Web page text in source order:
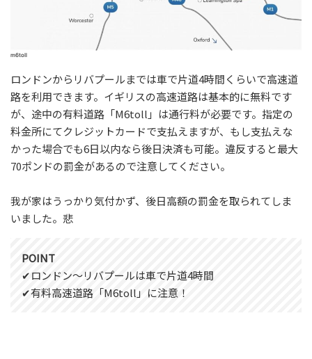
m6toll
ロンドンからリバプールまでは車で片道4時間くらいで高速道
路を利用できます。イギリスの高速道路は基本的に無料です
が、途中の有料道路「M6toll」は通行料が必要です。指定の
料金所にてクレジットカードで支払えますが、もし支払えな
かった場合でも6日以内なら後日決済も可能。違反すると最大
70ポンドの罰金があるので注意してください。
我が家はうっかり気付かず、後日高額の罰金を取られてしま
いました。悲
POINT
✔︎ロンドン〜リバプールは車で片道4時間
✔︎有料高速道路「M6toll」に注意！